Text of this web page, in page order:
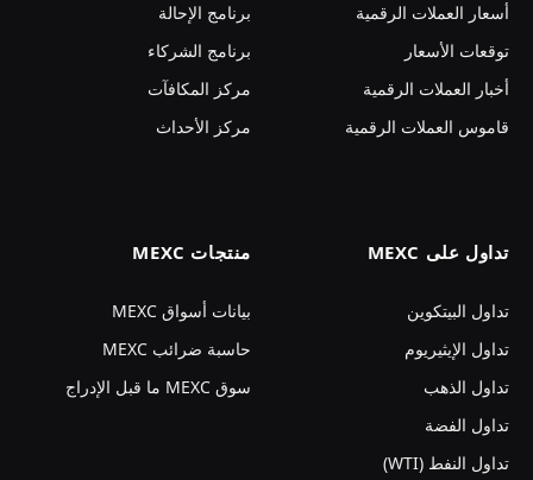
أسعار العملات الرقمية
توقعات الأسعار
أخبار العملات الرقمية
قاموس العملات الرقمية
برنامج الإحالة
برنامج الشركاء
مركز المكافآت
مركز الأحداث
تداول على MEXC
تداول البيتكوين
تداول الإيثيريوم
تداول الذهب
تداول الفضة
تداول النفط (WTI)
منتجات MEXC
بيانات أسواق MEXC
حاسبة ضرائب MEXC
سوق MEXC ما قبل الإدراج